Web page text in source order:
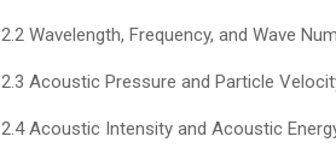
2.2 Wavelength, Frequency, and Wave
2.3 Acoustic Pressure and Particle
2.4 Acoustic Intensity and Acoustic